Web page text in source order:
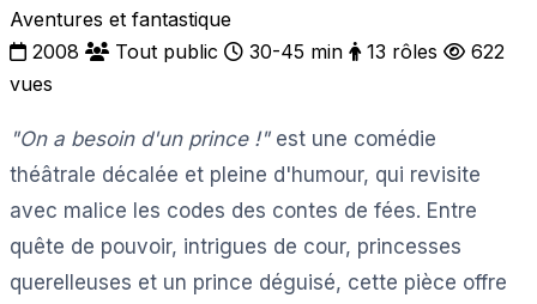
Aventures et fantastique
2008
Tout public 30-45 min 13 rôles
622
vues
"On a besoin d'un prince !"est une comédie
théâtrale décalée et pleine d'humour, qui revisite
avec malice les codes des contes de fées. Entre
quête de pouvoir, intrigues de cour, princesses
querelleuses et un prince déguisé, cette pièce offre